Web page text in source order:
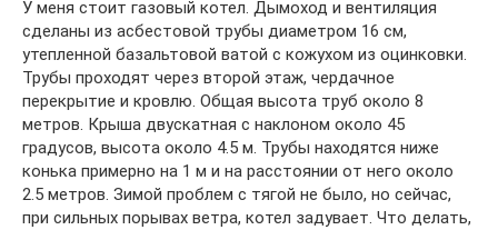
У меня стоит газовый котел. Дымоход и вентиляция
сделаны из асбестовой трубы диаметром 16 см,
утепленной базальтовой ватой с кожухом из оцинковки.
Трубы проходят через второй этаж, чердачное
перекрытие и кровлю. Общая высота труб около 8
метров. Крыша двускатная с наклоном около 45
градусов, высота около 4.5 м. Трубы находятся ниже
конька примерно на 1 м и на расстоянии от него около
2.5 метров. Зимой проблем с тягой не было, но сейчас,
при сильных порывах ветра, котел задувает. Что делать,